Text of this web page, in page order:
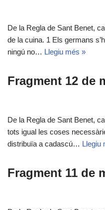
De la Regla de Sant Benet,
de la cuina. 1 Els germans
ningú no… Llegiu més »
Fragment 12 de
De la Regla de Sant Benet,
tots igual les coses
distribuïa a cadascú… Llegiu
Fragment 11 de